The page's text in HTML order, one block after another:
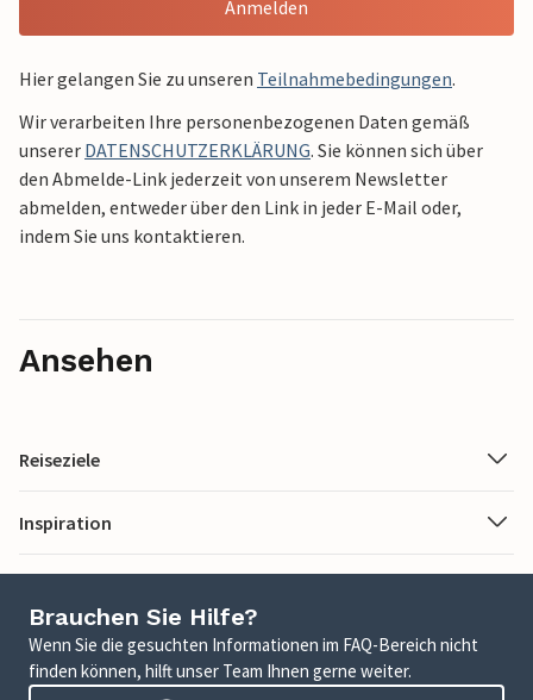
Anmelden
Hier gelangen Sie zu unseren Teilnahmebedingungen.
Wir verarbeiten Ihre personenbezogenen Daten gemäß
unserer DATENSCHUTZERKLÄRUNG. Sie können sich über
den Abmelde-Link jederzeit von unserem Newsletter
abmelden, entweder über den Link in jeder E-Mail oder,
indem Sie uns kontaktieren.
Ansehen
Reiseziele
Inspiration
Brauchen Sie Hilfe?
Wenn Sie die gesuchten Informationen im FAQ-Bereich nicht
finden können, hilft unser Team Ihnen gerne weiter.